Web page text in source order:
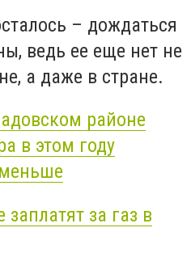
– дождаться
ведь ее еще нет не
а даже в стране.
районе
в этом году
за газ в